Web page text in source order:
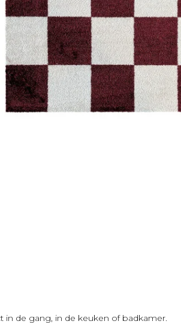
in de gang, in de keuken of badkamer.